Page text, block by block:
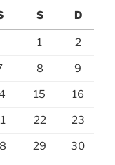
S D
1 2
8 9
15 16
22 23
29 30